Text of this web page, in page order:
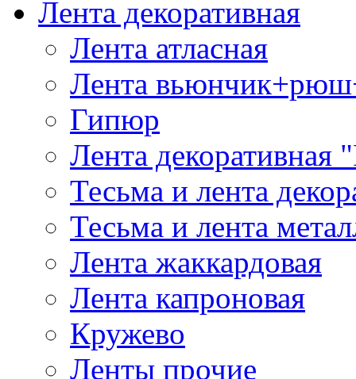
Лента декоративная
Лента атласная
Лента
Гипюр
Лента декоративная
Тесьма и лента
Тесьма и лента
Лента жаккардовая
Лента капроновая
Кружево
Ленты прочие